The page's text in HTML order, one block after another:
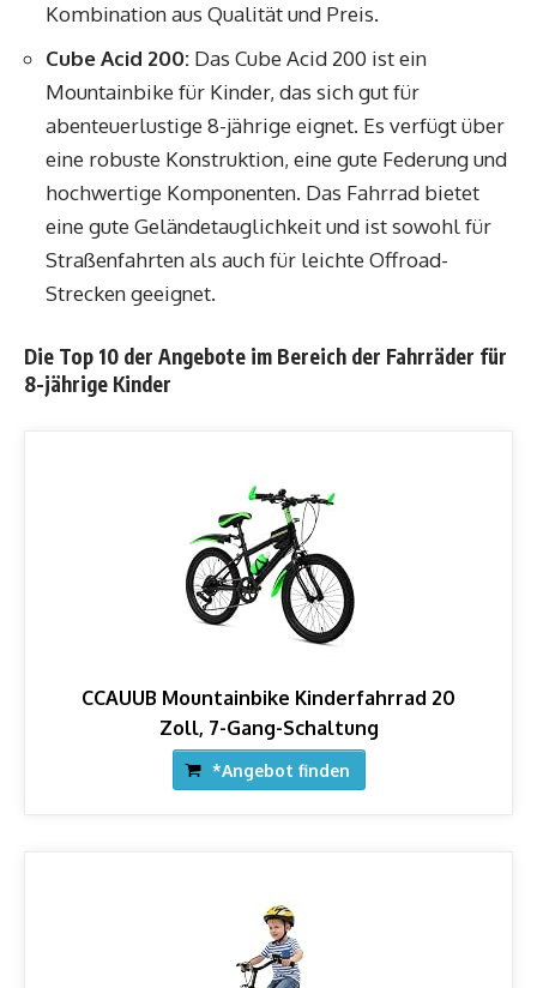
Kombination aus Qualität und Preis.
Cube Acid 200: Das Cube Acid 200 ist ein
Mountainbike für Kinder, das sich gut für
abenteuerlustige 8-jährige eignet. Es verfügt über
eine robuste Konstruktion, eine gute Federung und
hochwertige Komponenten. Das Fahrrad bietet
eine gute Geländetauglichkeit und ist sowohl für
Straßenfahrten als auch für leichte Offroad-
Strecken geeignet.
Die Top 10 der Angebote im Bereich der Fahrräder für
8-jährige Kinder
CCAUUB Mountainbike Kinderfahrrad 20
Zoll, 7-Gang-Schaltung
*Angebot finden